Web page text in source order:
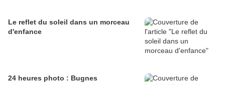
Le reflet du soleil dans un morceau
d'enfance
24 heures photo : Bugnes